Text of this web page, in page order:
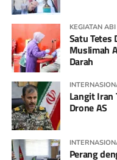
KEGIATAN ABI
Satu Tetes
Muslimah
Darah
Langit Iran
Drone AS
Perang